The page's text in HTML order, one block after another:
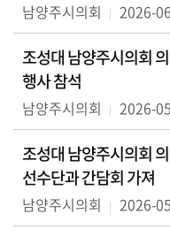
남양주시의회 2026-
조성대 남양주시의회
행사 참석
남양주시의회 2026-
조성대 남양주시의회
선수단과 간담회 가져
남양주시의회 2026-